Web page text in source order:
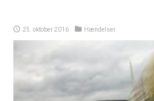
25. oktober 2016 Hændelser